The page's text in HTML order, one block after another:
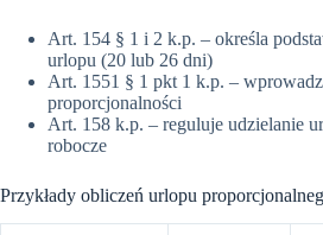
Art. 154 § 1 i 2 k.p. – określa
urlopu (20 lub 26 dni)
Art. 1551 § 1 pkt 1 k.p. –
proporcjonalności
Art. 158 k.p. – reguluje udzielanie
robocze
Przykłady obliczeń urlopu